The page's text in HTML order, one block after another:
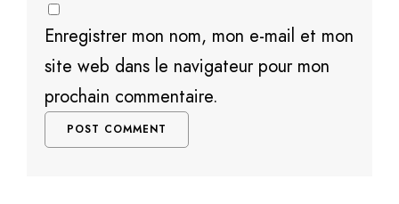
Enregistrer mon nom, mon e-mail et mon
site web dans le navigateur pour mon
prochain commentaire.